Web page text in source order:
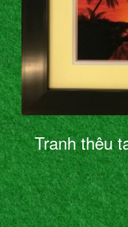
Tranh thêu